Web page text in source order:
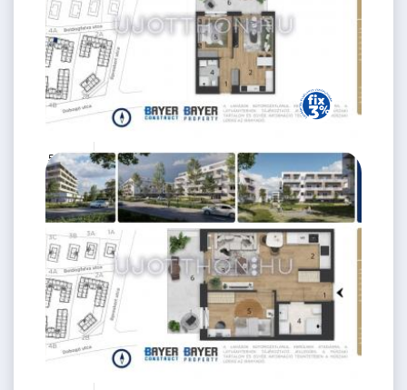
59.9 M Ft
43 m2
2 szoba
3.
emelet